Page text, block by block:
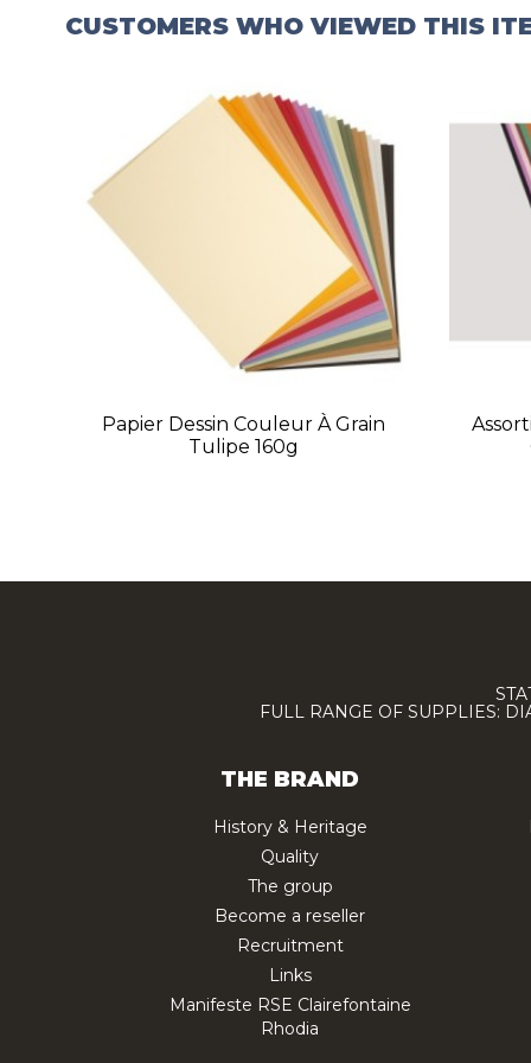
CUSTOMERS WHO VIEWED THIS
Papier Dessin Couleur À Grain
Tulipe 160g
FULL RANGE OF SUPPLIES:
THE BRAND
History & Heritage
Quality
The group
Become a reseller
Recruitment
Links
Manifeste RSE Clairefontaine
Rhodia